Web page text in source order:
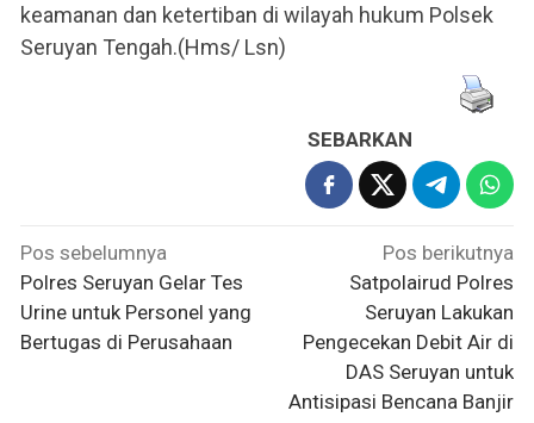
keamanan dan ketertiban di wilayah hukum Polsek
Seruyan Tengah.(Hms/ Lsn)
SEBARKAN
Navigasi
pos
Pos sebelumnya
Polres Seruyan Gelar Tes
Urine untuk Personel yang
Bertugas di Perusahaan
Pos berikutnya
Satpolairud Polres
Seruyan Lakukan
Pengecekan Debit Air di
DAS Seruyan untuk
Antisipasi Bencana Banjir